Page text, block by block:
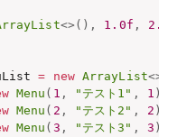
<>( ) , 1.0f ,
2.0f
= new ArrayList<>
Menu ( 1 , "テスト1" , 1 )
Menu ( 2 , "テスト2" , 2 )
Menu ( 3 , "テスト3" , 3 )